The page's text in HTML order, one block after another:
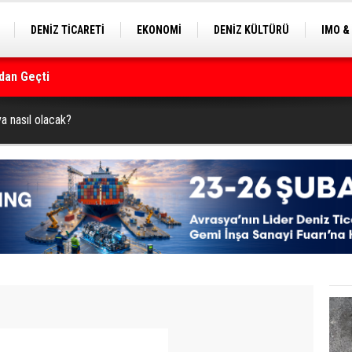
DENİZ TİCARETİ EKONOMİ DENİZ KÜLTÜRÜ
IMO
Geçti
nasıl olacak?